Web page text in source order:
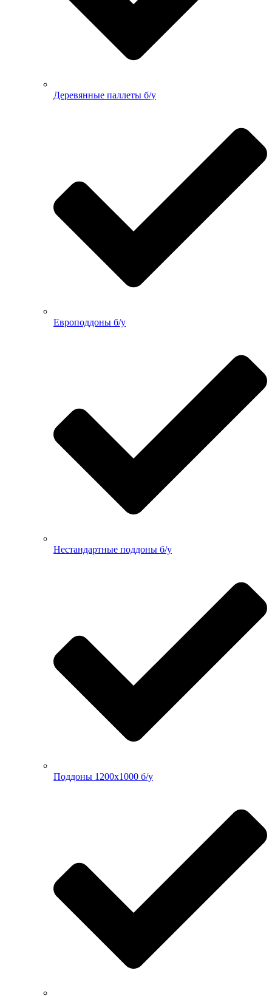
Деревянные паллеты б/у
Европоддоны б/у
Нестандартные поддоны б/у
Поддоны 1200х1000 б/у